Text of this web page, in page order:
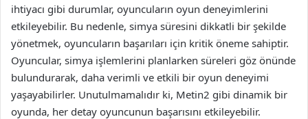
ihtiyacı gibi durumlar, oyuncuların oyun deneyimlerini
etkileyebilir. Bu nedenle, simya süresini dikkatli bir şekilde
yönetmek, oyuncuların başarıları için kritik öneme sahiptir.
Oyuncular, simya işlemlerini planlarken süreleri göz önünde
bulundurarak, daha verimli ve etkili bir oyun deneyimi
yaşayabilirler. Unutulmamalıdır ki, Metin2 gibi dinamik bir
oyunda, her detay oyuncunun başarısını etkileyebilir.